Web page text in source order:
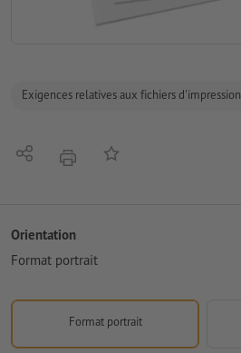
Exigences relatives aux fichiers d'impression
PartagerimprimerAjouter à liste d'article
Orientation
Format portrait
Format portrait